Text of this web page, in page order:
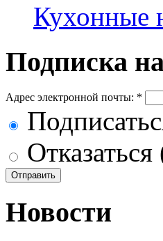
Кухонные
Подписка
Адрес электронной почты: *
Новости